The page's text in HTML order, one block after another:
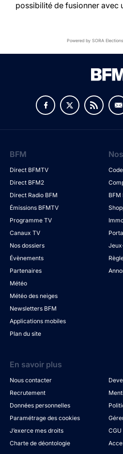
possibilité de fusionner avec
Powered by SORA
BFM
Direct BFMTV
Direct BFM2
Direct Radio BFM
Émissions BFMTV
Programme TV
Canaux TV
Nos dossiers
Évènements
Partenaires
Météo
Météo des neiges
Newsletters BFM
Applications mobiles
Plan du site
BFM
En savoir plus
Nous contacter
Recrutement
Données personnelles
Paramétrage des cookies
J’exerce mes droits
CGU
Charte de déontologie